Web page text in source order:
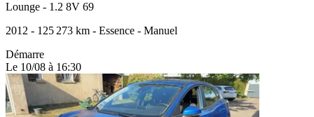
Lounge - 1.2 8V 69
2012 - 125 273 km - Essence - Manuel
Démarre
Le 10/08 à 16:30